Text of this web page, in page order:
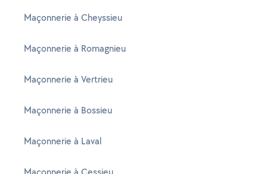
Maçonnerie à Cheyssieu
Maçonnerie à Romagnieu
Maçonnerie à Vertrieu
Maçonnerie à Bossieu
Maçonnerie à Laval